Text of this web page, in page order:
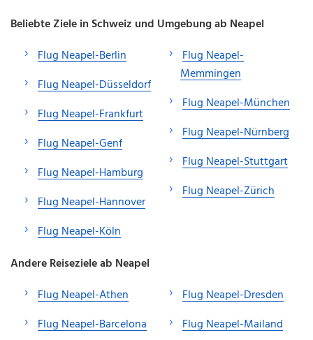
Beliebte Ziele in Schweiz und Umgebung ab Neapel
Flug Neapel-Berlin
Flug Neapel-Düsseldorf
Flug Neapel-Frankfurt
Flug Neapel-Genf
Flug Neapel-Hamburg
Flug Neapel-Hannover
Flug Neapel-Köln
Flug Neapel-
Memmingen
Flug Neapel-München
Flug Neapel-Nürnberg
Flug Neapel-Stuttgart
Flug Neapel-Zürich
Andere Reiseziele ab Neapel
Flug Neapel-Athen
Flug Neapel-Barcelona
Flug Neapel-Dresden
Flug Neapel-Mailand